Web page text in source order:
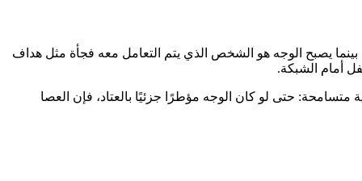
يصبح الوجه هو الشخص الذي يتم التعامل معه فجأة مثل هداف
حتى لو كان الوجه مؤطرًا جزئيًا بالعتاد، فإن العصا